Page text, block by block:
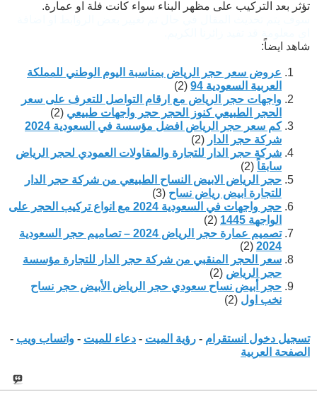
تؤثر بعد التركيب على مظهر البناء سواء كانت فلة او عمارة.
شاهد ايضاً:
عروض سعر حجر الرياض بمناسبة اليوم الوطني للمملكة
العربية السعودية 94
(2)
واجهات حجر الرياض مع ارقام التواصل للتعرف على سعر
الحجر الطبيعي كنوز الحجر حجر واجهات طبيعي (2)
كم سعر حجر الرياض افضل مؤسسة في السعودية 2024
شركة حجر الدار (2)
شركة حجر الدار للتجارة والمقاولات العمودي لحجر الرياض
سابقاً (2)
حجر الرياض الابيض النساح الطبيعي من شركة حجر الدار
للتجارة ابيض رياض نساح (3)
حجر واجهات في السعودية 2024 مع انواع تركيب الحجر على
الواجهة 1445
(2)
تصميم عمارة حجر الرياض 2024 – تصاميم حجر السعودية
2024
(2)
سعر الحجر المنقبي من شركة حجر الدار للتجارة مؤسسة
حجر الرياض (2)
حجر أبيض نساح سعودي حجر الرياض الأبيض حجر نساح
نخب اول (2)
تسجيل دخول انستقرام - رؤية الميت - دعاء للميت - واتساب ويب -
الصفحة العربية